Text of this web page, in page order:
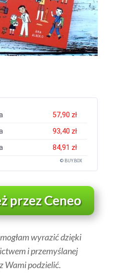
57,90 zł
93,40 zł
84,91 zł
© BUY.BOX
przez Ceneo
wyrazić dzięki
i przemyślanej
Wami podzielić.